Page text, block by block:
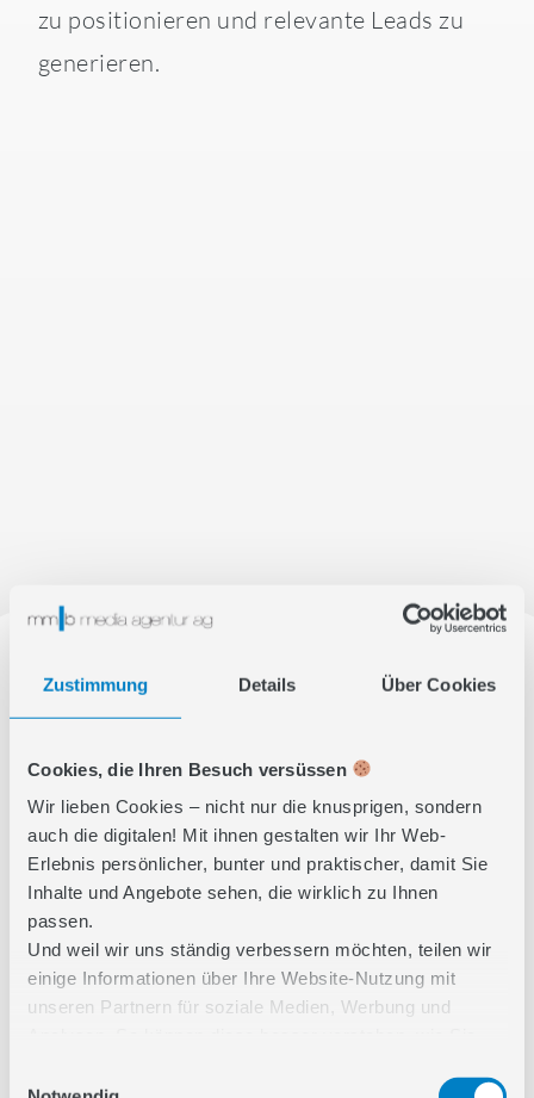
Zustimmung Details Über Cookies
Cookies, die Ihren Besuch versüssen
Wir lieben Cookies – nicht nur die knusprigen, sondern
auch die digitalen! Mit ihnen gestalten wir Ihr Web-
Erlebnis persönlicher, bunter und praktischer, damit Sie
Inhalte und Angebote sehen, die wirklich zu Ihnen
passen.
Und weil wir uns ständig verbessern möchten, teilen wir
einige Informationen über Ihre Website-Nutzung mit
unseren Partnern für soziale Medien, Werbung und
Features bieten. Unsere Partner kombinieren diese Infos
zu positionieren und relevante Leads zu
generieren.